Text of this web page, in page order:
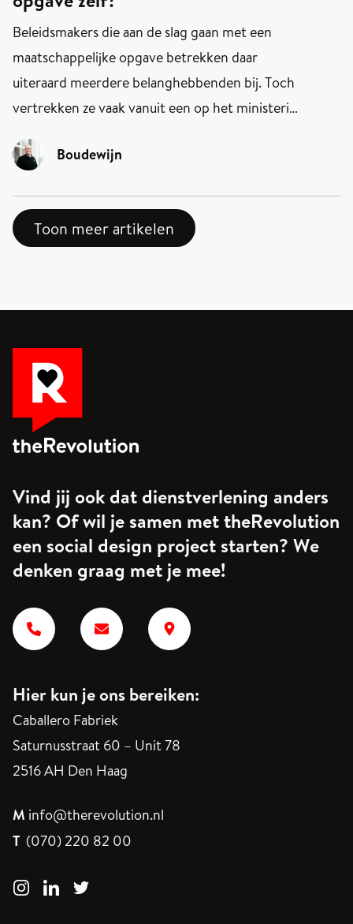
Beleidsmakers die aan de slag gaan met een
maatschappelijke opgave betrekken daar
uiteraard meerdere belanghebbenden bij. Toch
vertrekken ze vaak vanuit een op het ministerie
zoveel mogelijk mensen achter proberen te
framework gebruikt als invulling van
opgavegericht werken, ziet dat er nét anders
Ontwikkelplein van de ministeries OCW, VWS
teken stond van samenwerk(ing)en in en rond
opgaves.
Boudewijn
Toon meer artikelen
Vind jij ook dat dienstverlening anders
kan? Of wil je samen met theRevolution
een social design project starten? We
denken graag met je mee!
Hier kun je ons bereiken:
Caballero Fabriek
Saturnusstraat 60 – Unit 78
2516 AH Den Haag
M info@therevolution.nl
T (070) 220 82 00